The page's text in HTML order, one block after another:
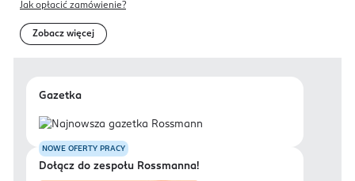
Jak opłacić zamówienie?
Zobacz więcej
Gazetka
NOWE OFERTY PRACY
Dołącz do zespołu Rossmanna!